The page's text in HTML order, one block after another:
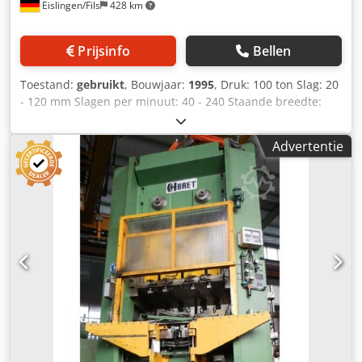
Voedingslengte: 0,1–999,9 mm Voedingsnauwkeurigheid:
100 mm, handmatig mechanisch Opmerking: De
stempelleiding moet worden vernieuwd. De installatie is
volledige demontage en de installatie van nieuwe
leidingen is een offerte van de fabrikant beschikbaar ter
waarde van ca. 200.000 €. Op verzoek stellen wij graag
video's van de werkende installatie ter beschikking.
Eislingen/Fils 428 km
Prijsinfo Bellen
Toestand: gebruikt, Bouwjaar: 1995, Druk: 100 ton Slag: 20
- 120 mm Slagen per minuut: 40 - 240 Staande breedte:
1300 mm Inbouwhoogte (slag + bovenste
stempelaanpassing): 670 mm Zijdelingse staande
doorgang: 400 mm Tafeloppervlak: 1200 x 800 mm
Doorgang in de tafel: 900 x 200 mm Tafelhoogte boven
vloer: 1150 mm Stempeloppervlak: 1130 x 650 mm
Stempelaanpassing: 80 mm Materiaalbreedte: 250 mm
Csdpfx Afszrpvceqsrf Materiaaldikte: 0,3 - 3,0 mm
Materiaaldoorsnede: 750 mm² Voerstap lengte: 1 - 9999,9
mm Aandrijfvermogen: 22,0 kW Gewicht: 16,0 ton
Benodigde ruimte (B x D x H): 3,7 x 2,5 x 3,7 m Hoogte
boven vloer: 3,7 m Met traploos regelbare aandrijving (PIV-
versnellingsbak), pneumatische koppeling-/remcombinatie
(Ortlinghaus), elektronische perskrachtbewaking
(tweekanaals), automatische slagverstelling, motorische
stempelaanpassing, pneumatische
Advertentie